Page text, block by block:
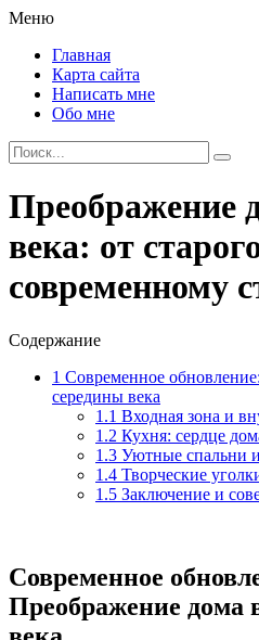
Меню
Главная
Карта сайта
Написать мне
Обо мне
Преображение
века: от
современному
Содержание
1 Современное
середины века
1.1 Входная зона и
1.2 Кухня: сердце
1.3 Уютные спальни
1.4 Творческие
1.5 Заключение и
Современное
Преображение дома